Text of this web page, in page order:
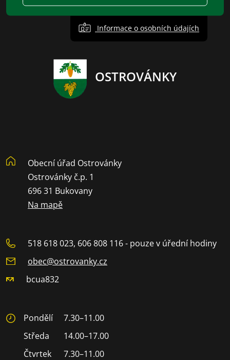
Informace o osobních údajích
OSTROVÁNKY
Obecní úřad Ostrovánky
Ostrovánky č.p. 1
696 31 Bukovany
Na mapě
518 618 023, 606 808 116 - pouze v úřední hodiny
obec@ostrovanky.cz
bcua832
Pondělí
7.30–11.00
Středa
14.00–17.00
Čtvrtek
7.30–11.00